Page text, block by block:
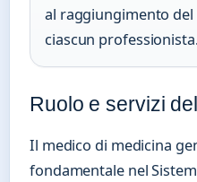
al raggiungimento
ciascun
Ruolo e servizi
Il medico di medicina
fondamentale nel